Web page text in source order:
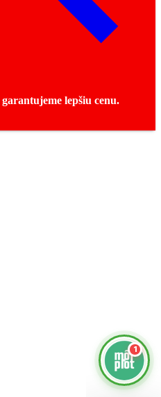
garantujeme lepšiu cenu.